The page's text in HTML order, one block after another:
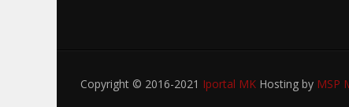
Copyright © 2016-2021 Iportal MK Hosting by MSP